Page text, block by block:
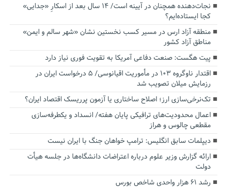
نجات‌دهنده‌ همچنان در آیینه است/ ۱۴ سال بعد از اسکارِ «جدایی»
کجا ایستاده‌ایم؟
منطقه آزاد ارس در مسیر کسب نخستین نشان «شهر سالم و ایمن»
مناطق آزاد کشور
پیت هگست: صنعت دفاعی آمریکا به تقویت فوری نیاز دارد
اقتدار ناوگروه ۱۰۳ در مأموریت‌ اقیانوسی/ ۵ درخواست ایران در
رزمایش میلان تصویب شد
تک‌نرخی‌سازی ارز؛ اصلاح ساختاری یا آزمون پرریسک اقتصاد ایران؟
اعمال محدودیت‌های ترافیکی پایان هفته/ انسداد و یکطرفه‌سازی
مقطعی چالوس و هراز
دیپلمات سابق انگلیس:‌ ترامپ خواهان جنگ با ایران نیست
ارائه گزارش وزیر علوم درباره اعتراضات دانشگاه‌ها در جلسه هیأت
دولت
رشد ۶۱ هزار واحدی شاخص بورس